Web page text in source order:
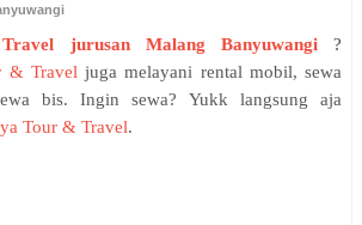
Travel jurusan Malang Banyuwangi?
& Travel juga melayani rental mobil, sewa
bis. Ingin sewa? Yukk langsung aja
Tour & Travel.